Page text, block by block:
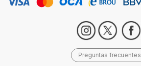
Preguntas frecuentes